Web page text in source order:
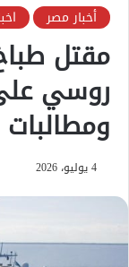
أخبار مصر
مقتل
روسي
ومطالبات
4 يوليو، 2026